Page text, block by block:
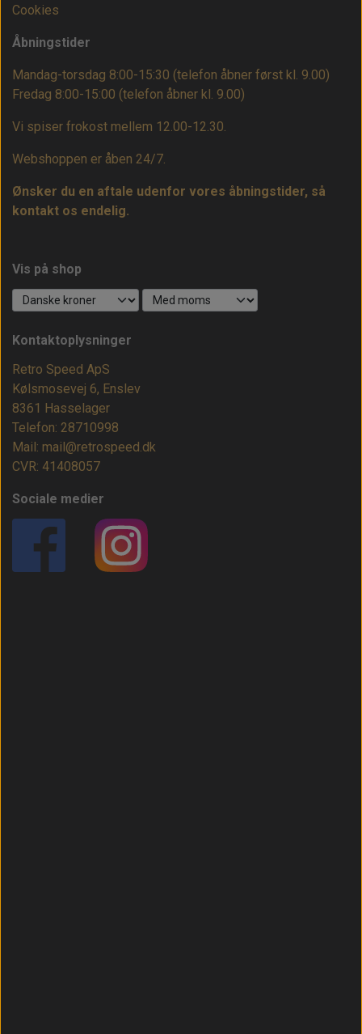
Cookies
Åbningstider
Mandag-torsdag 8:00-15:30 (telefon åbner først kl. 9.00)
Fredag 8:00-15:00 (telefon åbner kl. 9.00)
Vi spiser frokost mellem 12.00-12.30.
Webshoppen er åben 24/7.
Ønsker du en aftale udenfor vores åbningstider, så
kontakt os endelig.
Vis på shop
Kontaktoplysninger
Retro Speed ApS
Kølsmosevej 6, Enslev
8361 Hasselager
Telefon: 28710998
Mail: mail@retrospeed.dk
CVR: 41408057
Sociale medier